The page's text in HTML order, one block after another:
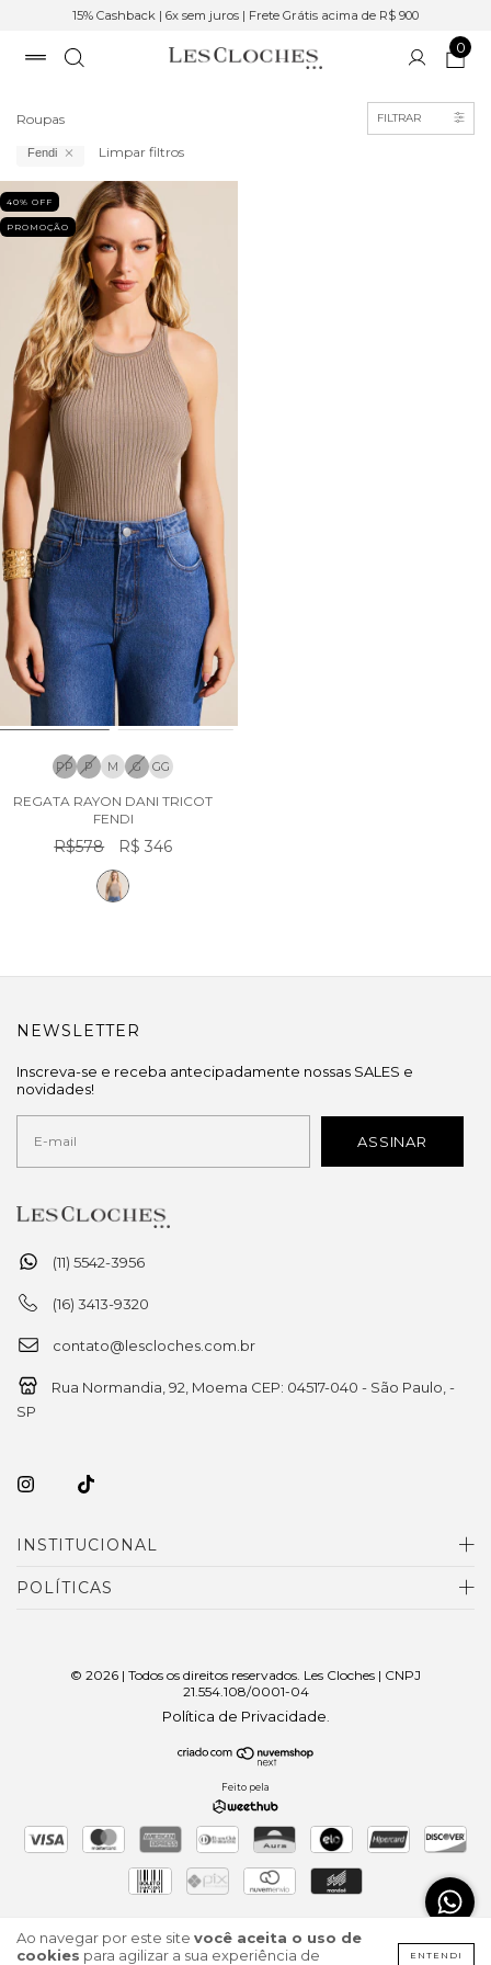
15% Cashback | 6x sem juros | Frete Grátis acima de R$ 900
0
Ao navegar por este site você aceita o uso de
cookies para agilizar a sua experiência de
ENTENDI
Início
Roupas FILTRAR
Fendi Limpar filtros
40% OFF
PROMOÇÃO
PP P M G GG
REGATA RAYON DANI TRICOT
FENDI
R$578 R$ 346
(11) 5542-3956
(16) 3413-9320
contato@lescloches.com.br
Rua Normandia, 92, Moema CEP: 04517-040 - São Paulo, -
SP
INSTITUCIONAL
POLÍTICAS
NEWSLETTER
Inscreva-se e receba antecipadamente nossas SALES e
novidades!
© 2026 | Todos os direitos reservados. Les Cloches | CNPJ
21.554.108/0001-04
Política de Privacidade
Feito pela